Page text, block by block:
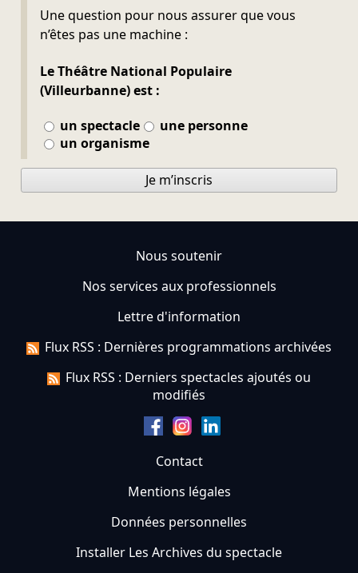
Une question pour nous assurer que vous
n’êtes pas une machine :
Le Théâtre National Populaire
(Villeurbanne) est :
un spectacle
une personne
un organisme
Ne pas remplir
Je m’inscris
Nous soutenir
Nos services aux professionnels
Lettre d'information
Flux RSS : Dernières programmations archivées
Flux RSS : Derniers spectacles ajoutés ou
modifiés
Contact
Mentions légales
Données personnelles
Installer Les Archives du spectacle